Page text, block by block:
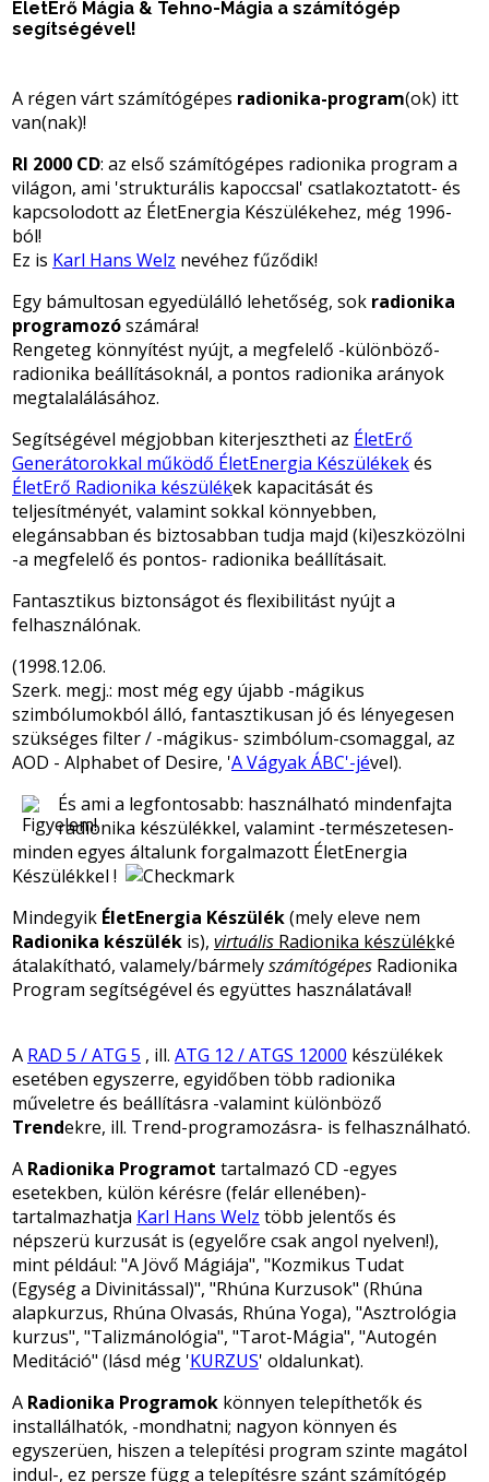
ÉletErő Mágia & Tehno-Mágia a számítógép
segítségével!
A régen várt számítógépes radionika-program(ok) itt
van(nak)!
RI 2000 CD: az első számítógépes radionika program a
világon, ami 'strukturális kapoccsal' csatlakoztatott- és
kapcsolodott az ÉletEnergia Készülékehez, még 1996-
ból!
Ez is Karl Hans Welz nevéhez fűződik!
Egy bámultosan egyedülálló lehetőség, sok radionika
programozószámára!
Rengeteg könnyítést nyújt, a megfelelő -különböző-
radionika beállításoknál, a pontos radionika arányok
megtalalálásához.
Segítségével mégjobban kiterjesztheti az ÉletErő
Generátorokkal működő ÉletEnergia Készülékekés
ÉletErő Radionika készülékek kapacitását és
teljesítményét, valamint sokkal könnyebben,
elegánsabban és biztosabban tudja majd (ki)eszközölni
-a megfelelő és pontos- radionika beállításait.
Fantasztikus biztonságot és flexibilitást nyújt a
felhasználónak.
(1998.12.06.
Szerk. megj.: most még egy újabb -mágikus
szimbólumokból álló, fantasztikusan jó és lényegesen
szükséges filter / -mágikus- szimbólum-csomaggal, az
AOD - Alphabet of Desire, 'A Vágyak ÁBC'-jével).
És ami a legfontosabb: használható mindenfajta
radionika készülékkel, valamint -természetesen-
minden egyes általunk forgalmazott ÉletEnergia
Készülékkel !
Mindegyik ÉletEnergia Készülék(mely eleve nem
Radionika készülék is), virtuális Radionika készülékké
átalakítható, valamely/bármelyszámítógépes Radionika
Program segítségével és együttes használatával!
A RAD 5 / ATG 5 , ill. ATG 12 / ATGS 12000 készülékek
esetében egyszerre, egyidőben több radionika
műveletre és beállításra -valamint különböző
Trendekre, ill. Trend-programozásra- is felhasználható.
A Radionika Programot tartalmazó CD -egyes
esetekben, külön kérésre (felár ellenében)-
tartalmazhatja Karl Hans Welz több jelentős és
népszerü kurzusát is (egyelőre csak angol nyelven!),
mint például: "A Jövő Mágiája", "Kozmikus Tudat
(Egység a Divinitással)", "Rhúna Kurzusok" (Rhúna
alapkurzus, Rhúna Olvasás, Rhúna Yoga), "Asztrológia
kurzus", "Talizmánológia", "Tarot-Mágia", "Autogén
Meditáció" (lásd még 'KURZUS' oldalunkat).
A Radionika Programok könnyen telepíthetők és
installálhatók, -mondhatni; nagyon könnyen és
egyszerüen, hiszen a telepítési program szinte magátol
indul-, ez persze függ a telepítésre szánt számítógép